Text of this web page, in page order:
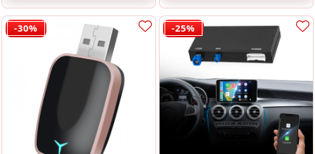
-30% -25%